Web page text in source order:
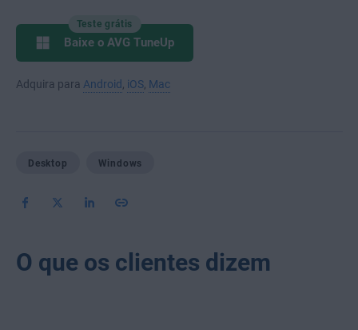
Teste grátis
Baixe o AVG TuneUp
Adquira para Android iOS Mac
Desktop Windows
O que os clientes dizem